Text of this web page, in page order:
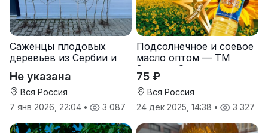
Саженцы плодовых
деревьев из Сербии и
Не указана
Вся Россия
7 янв 2026, 22:04 • 3 087
Подсолнечное и соевое
масло оптом — ТМ
Золотая Семечка
75 ₽
Вся Россия
24 дек 2025, 14:38 • 3 327